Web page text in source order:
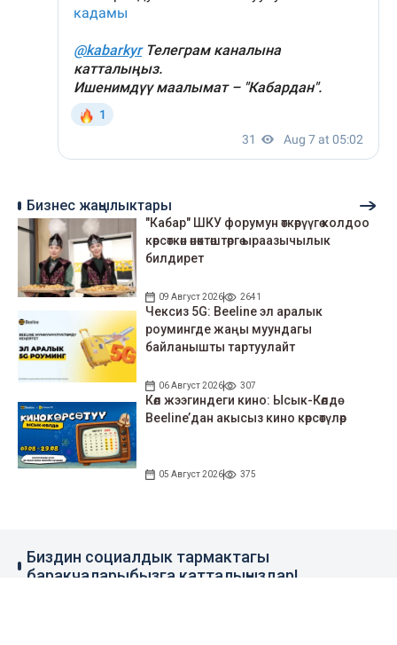
Бизнес жаңылыктары
"Кабар" ШКУ форумун өткөрүүгө колдоо
көрсөткөн өнөктөштөргө ыраазычылык
билдирет
09 Август 2026 2641
Чексиз 5G: Beeline эл аралык
роумингде жаңы муундагы
байланышты тартуулайт
06 Август 2026 307
Көл жээгиндеги кино: Ысык-Көлдө
Beeline’дан акысыз кино көрсөтүлөр
05 Август 2026 375
Биздин социалдык тармактагы
баракчаларыбызга катталыңыздар!